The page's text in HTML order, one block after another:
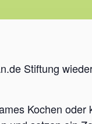
Stiftung
Kochen